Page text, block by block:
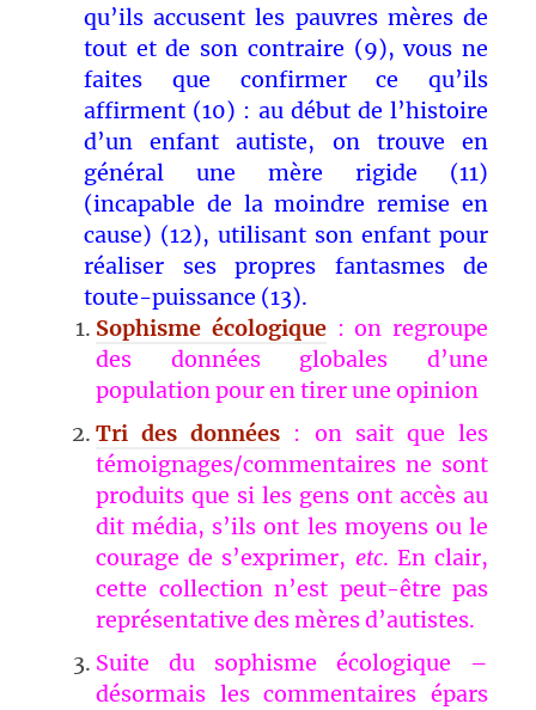
qu’ils accusent les pauvres mères de
tout et de son contraire (9), vous ne
faites que confirmer ce qu’ils
affirment (10) : au début de l’histoire
d’un enfant autiste, on trouve en
général une mère rigide (11)
(incapable de la moindre remise en
cause) (12), utilisant son enfant pour
réaliser ses propres fantasmes de
toute-puissance (13).
Sophisme écologique: on regroupe
des données globales d’une
population pour en tirer une opinion
Tri des données : on sait que les
témoignages/commentaires ne sont
produits que si les gens ont accès au
dit média, s’ils ont les moyens ou le
courage de s’exprimer, etc. En clair,
cette collection n’est peut-être pas
représentative des mères d’autistes.
Suite du sophisme écologique –
désormais les commentaires épars